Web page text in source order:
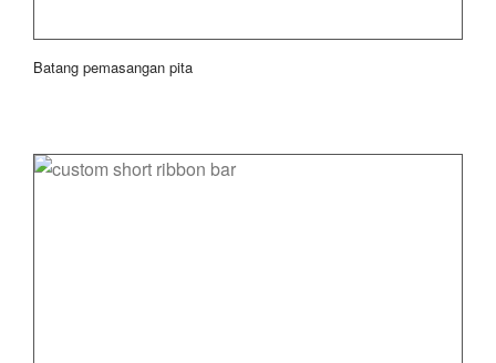
Batang pemasangan pita